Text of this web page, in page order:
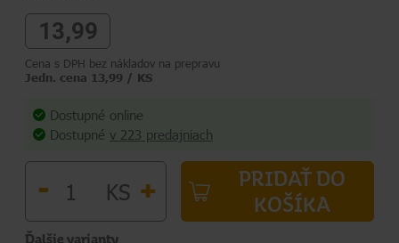
13,99
Cena s DPH bez nákladov na prepravu
Jedn. cena 13,99 / KS
Dostupné online
Dostupné v 223 predajniach
- KS +
PRIDAŤ DO
KOŠÍKA
Ďalšie varianty